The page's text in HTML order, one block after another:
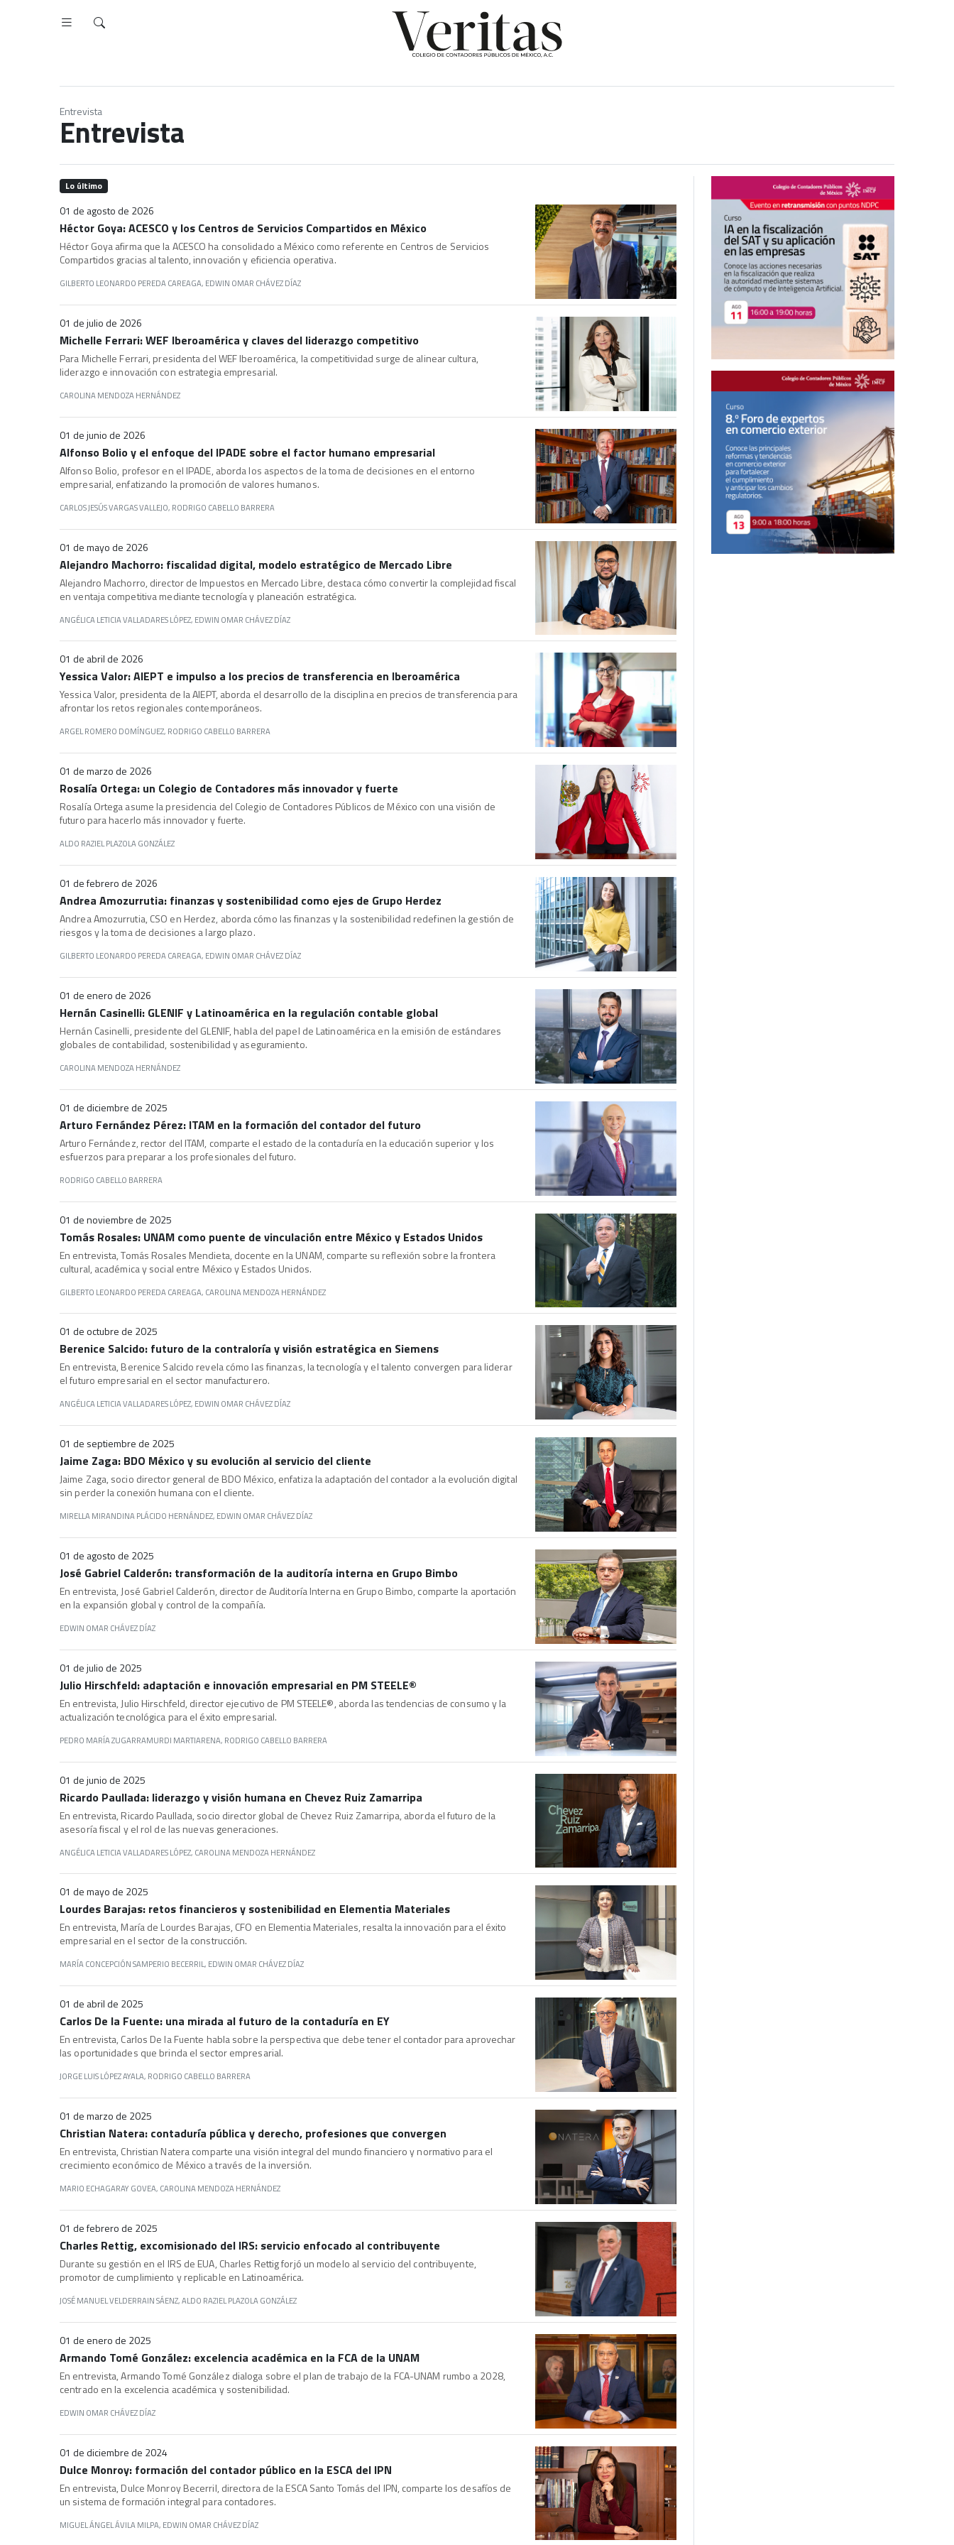
Entrevista
Entrevista
Lo último
01 de agosto de 2026
Héctor Goya: ACESCO y los Centros de Servicios Compartidos en México
Héctor Goya afirma que la ACESCO ha consolidado a México como referente en Centros de Servicios
Compartidos gracias al talento, innovación y eficiencia operativa.
GILBERTO LEONARDO PEREDA CAREAGA, EDWIN OMAR CHÁVEZ DÍAZ
01 de julio de 2026
Michelle Ferrari: WEF Iberoamérica y claves del liderazgo competitivo
Para Michelle Ferrari, presidenta del WEF Iberoamérica, la competitividad surge de alinear cultura,
liderazgo e innovación con estrategia empresarial.
CAROLINA MENDOZA HERNÁNDEZ
01 de junio de 2026
Alfonso Bolio y el enfoque del IPADE sobre el factor humano empresarial
Alfonso Bolio, profesor en el IPADE, aborda los aspectos de la toma de decisiones en el entorno
empresarial, enfatizando la promoción de valores humanos.
CARLOS JESÚS VARGAS VALLEJO, RODRIGO CABELLO BARRERA
01 de mayo de 2026
Alejandro Machorro: fiscalidad digital, modelo estratégico de Mercado Libre
Alejandro Machorro, director de Impuestos en Mercado Libre, destaca cómo convertir la complejidad fiscal
en ventaja competitiva mediante tecnología y planeación estratégica.
ANGÉLICA LETICIA VALLADARES LÓPEZ, EDWIN OMAR CHÁVEZ DÍAZ
01 de abril de 2026
Yessica Valor: AIEPT e impulso a los precios de transferencia en Iberoamérica
Yessica Valor, presidenta de la AIEPT, aborda el desarrollo de la disciplina en precios de transferencia para
afrontar los retos regionales contemporáneos.
ARGEL ROMERO DOMÍNGUEZ, RODRIGO CABELLO BARRERA
01 de marzo de 2026
Rosalía Ortega: un Colegio de Contadores más innovador y fuerte
Rosalía Ortega asume la presidencia del Colegio de Contadores Públicos de México con una visión de
futuro para hacerlo más innovador y fuerte.
ALDO RAZIEL PLAZOLA GONZÁLEZ
01 de febrero de 2026
Andrea Amozurrutia: finanzas y sostenibilidad como ejes de Grupo Herdez
Andrea Amozurrutia, CSO en Herdez, aborda cómo las finanzas y la sostenibilidad redefinen la gestión de
riesgos y la toma de decisiones a largo plazo.
GILBERTO LEONARDO PEREDA CAREAGA, EDWIN OMAR CHÁVEZ DÍAZ
01 de enero de 2026
Hernán Casinelli: GLENIF y Latinoamérica en la regulación contable global
Hernán Casinelli, presidente del GLENIF, habla del papel de Latinoamérica en la emisión de estándares
globales de contabilidad, sostenibilidad y aseguramiento.
CAROLINA MENDOZA HERNÁNDEZ
01 de diciembre de 2025
Arturo Fernández Pérez: ITAM en la formación del contador del futuro
Arturo Fernández, rector del ITAM, comparte el estado de la contaduría en la educación superior y los
esfuerzos para preparar a los profesionales del futuro.
RODRIGO CABELLO BARRERA
01 de noviembre de 2025
Tomás Rosales: UNAM como puente de vinculación entre México y Estados Unidos
En entrevista, Tomás Rosales Mendieta, docente en la UNAM, comparte su reflexión sobre la frontera
cultural, académica y social entre México y Estados Unidos.
GILBERTO LEONARDO PEREDA CAREAGA, CAROLINA MENDOZA HERNÁNDEZ
01 de octubre de 2025
Berenice Salcido: futuro de la contraloría y visión estratégica en Siemens
En entrevista, Berenice Salcido revela cómo las finanzas, la tecnología y el talento convergen para liderar
el futuro empresarial en el sector manufacturero.
ANGÉLICA LETICIA VALLADARES LÓPEZ, EDWIN OMAR CHÁVEZ DÍAZ
01 de septiembre de 2025
Jaime Zaga: BDO México y su evolución al servicio del cliente
Jaime Zaga, socio director general de BDO México, enfatiza la adaptación del contador a la evolución digital
sin perder la conexión humana con el cliente.
MIRELLA MIRANDINA PLÁCIDO HERNÁNDEZ, EDWIN OMAR CHÁVEZ DÍAZ
01 de agosto de 2025
José Gabriel Calderón: transformación de la auditoría interna en Grupo Bimbo
En entrevista, José Gabriel Calderón, director de Auditoría Interna en Grupo Bimbo, comparte la aportación
en la expansión global y control de la compañía.
EDWIN OMAR CHÁVEZ DÍAZ
01 de julio de 2025
Julio Hirschfeld: adaptación e innovación empresarial en PM STEELE®
En entrevista, Julio Hirschfeld, director ejecutivo de PM STEELE®, aborda las tendencias de consumo y la
actualización tecnológica para el éxito empresarial.
PEDRO MARÍA ZUGARRAMURDI MARTIARENA, RODRIGO CABELLO BARRERA
01 de junio de 2025
Ricardo Paullada: liderazgo y visión humana en Chevez Ruiz Zamarripa
En entrevista, Ricardo Paullada, socio director global de Chevez Ruiz Zamarripa, aborda el futuro de la
asesoría fiscal y el rol de las nuevas generaciones.
ANGÉLICA LETICIA VALLADARES LÓPEZ, CAROLINA MENDOZA HERNÁNDEZ
01 de mayo de 2025
Lourdes Barajas: retos financieros y sostenibilidad en Elementia Materiales
En entrevista, María de Lourdes Barajas, CFO en Elementia Materiales, resalta la innovación para el éxito
empresarial en el sector de la construcción.
MARÍA CONCEPCIÓN SAMPERIO BECERRIL, EDWIN OMAR CHÁVEZ DÍAZ
01 de abril de 2025
Carlos De la Fuente: una mirada al futuro de la contaduría en EY
En entrevista, Carlos De la Fuente habla sobre la perspectiva que debe tener el contador para aprovechar
las oportunidades que brinda el sector empresarial.
JORGE LUIS LÓPEZ AYALA, RODRIGO CABELLO BARRERA
01 de marzo de 2025
Christian Natera: contaduría pública y derecho, profesiones que convergen
En entrevista, Christian Natera comparte una visión integral del mundo financiero y normativo para el
crecimiento económico de México a través de la inversión.
MARIO ECHAGARAY GOVEA, CAROLINA MENDOZA HERNÁNDEZ
01 de febrero de 2025
Charles Rettig, excomisionado del IRS: servicio enfocado al contribuyente
Durante su gestión en el IRS de EUA, Charles Rettig forjó un modelo al servicio del contribuyente,
promotor de cumplimiento y replicable en Latinoamérica.
JOSÉ MANUEL VELDERRAIN SÁENZ, ALDO RAZIEL PLAZOLA GONZÁLEZ
01 de enero de 2025
Armando Tomé González: excelencia académica en la FCA de la UNAM
En entrevista, Armando Tomé González dialoga sobre el plan de trabajo de la FCA-UNAM rumbo a 2028,
centrado en la excelencia académica y sostenibilidad.
EDWIN OMAR CHÁVEZ DÍAZ
01 de diciembre de 2024
Dulce Monroy: formación del contador público en la ESCA del IPN
En entrevista, Dulce Monroy Becerril, directora de la ESCA Santo Tomás del IPN, comparte los desafíos de
un sistema de formación integral para contadores.
MIGUEL ÁNGEL ÁVILA MILPA, EDWIN OMAR CHÁVEZ DÍAZ